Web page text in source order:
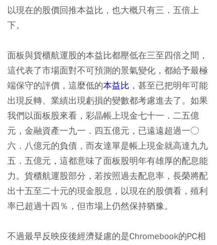
以現在的股價回推本益比，也大概只有三．五倍上
下。
面板與貨櫃航運股的本益比都壓低在三至四倍之間，
這代表了市場面對不可預測的景氣變化，都給予最極
端保守的評價，這麼低的本益比 ，甚至已把明年可能
出現反轉、業績出現虧損的變數都考慮進去了。如果
我們以面板股來看，彩晶帳上現金七十一．二五億
元，金融資產一九一．四五億元，已遠遠超過一○
六．八億元的負債，而友達單是帳上現金就高達九九
五．五億元，這都意味了面板股明年有雄厚的配息能
力。貨櫃航運股部分，若按照過去配息率，長榮將配
出十五至二十元的現金股息，以現在的股價看，殖利
率已超過十四％，但市場上仍然保持猶豫。
不過最早反映疫後經濟疑慮的是Chromebook的PC相